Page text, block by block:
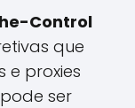
Control
que
e proxies
ser